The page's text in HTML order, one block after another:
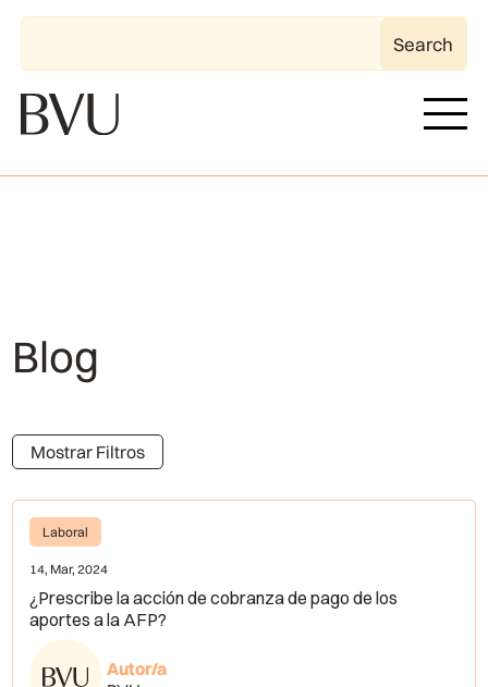
Blog
Mostrar Filtros
Laboral
14, Mar, 2024
¿Prescribe la acción de cobranza de pago de los
aportes a la AFP?
Autor/a